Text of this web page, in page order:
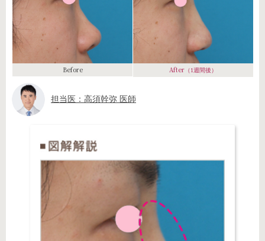
Before After （1週間後）
担当医：高須幹弥 医師